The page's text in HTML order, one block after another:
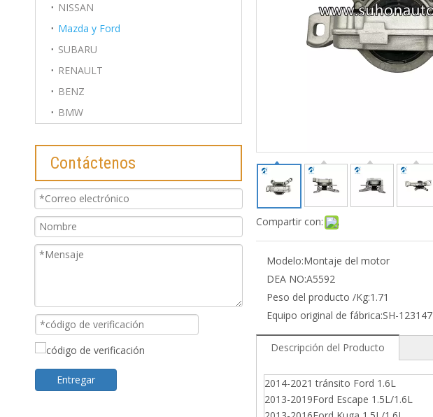
NISSAN
Mazda y Ford
SUBARU
RENAULT
BENZ
BMW
Contáctenos
Entregar
Compartir con:
Modelo:Montaje del motor
DEA NO:A5592
Peso del producto /Kg:1.71
Equipo original de fábrica:SH-123147
Descripción del Producto
2014-2021 tránsito Ford 1.6L
2013-2019Ford Escape 1.5L/1.6L